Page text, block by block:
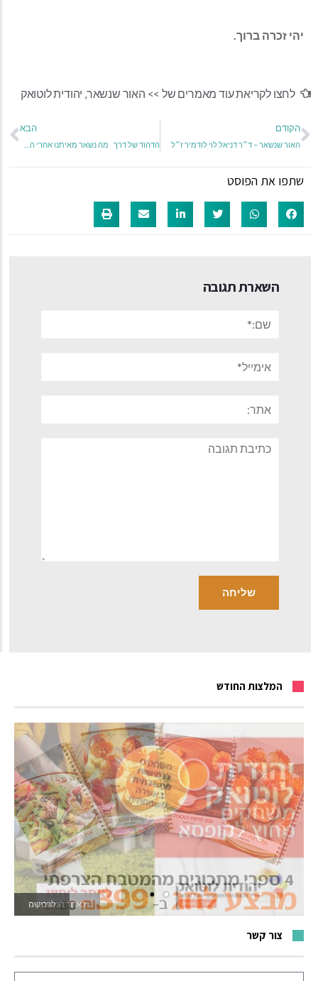
יהי זכרה ברוך.
לחצו לקריאת עוד מאמרים של >> האור שנשאר, יהודית לוטואק
הקודם
האור שנשאר – ד״ר דניאל לוי לודמיר ז״ל
הבא
שתפו את הפוסט
השארת תגובה
תגובה
המלצות החודש
לאתר המשחקים
צור קשר